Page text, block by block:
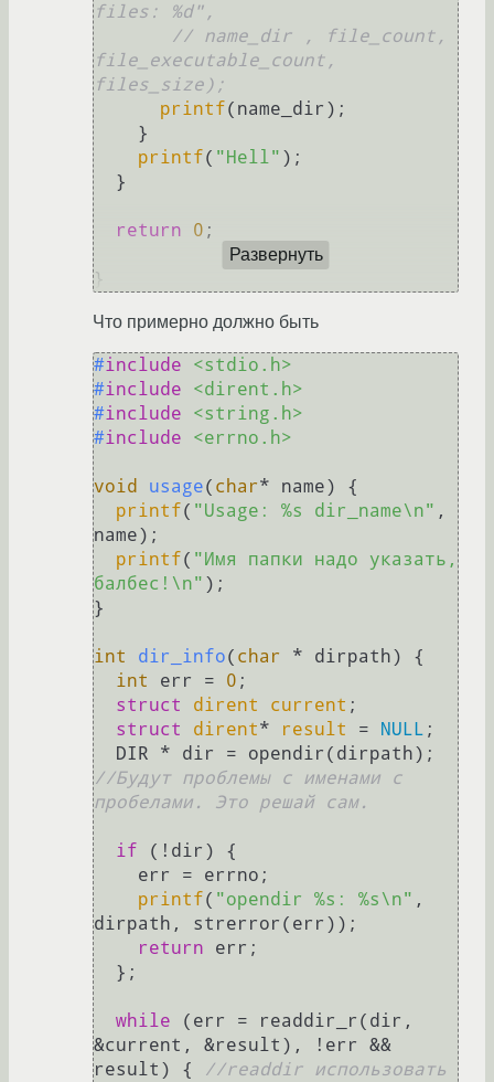
files: %d",
// name_dir , file_count,
file_executable_count,
files_size);
printf(name_dir);
printf( "Hell" );
return 0 ;
Развернуть
Что примерно должно быть
#include
<stdio.h>
#include
<dirent.h>
#include
<string.h>
#include <errno.h>
void usage( char* name)
{
printf( "Usage: %s dir_name\n" ,
name);
printf( "Имя папки надо указать,
балбес!\n" );
}
int dir_info( char * dirpath)
{
int
err = 0 ;
struct
dirent current ;
struct
dirent* result = NULL ;
//Будут проблемы с именами с
пробелами. Это решай сам.
if (!dir) {
printf( "opendir %s: %s\n" ,
dirpath, strerror(err));
return err;
while (err = readdir_r(dir,
&current, &result), !err &&
result) {
//readdir использовать